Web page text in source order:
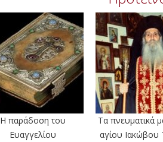
Η παράδοση του
Ευαγγελίου
Τα πνευματικά
αγίου Ιακώβου